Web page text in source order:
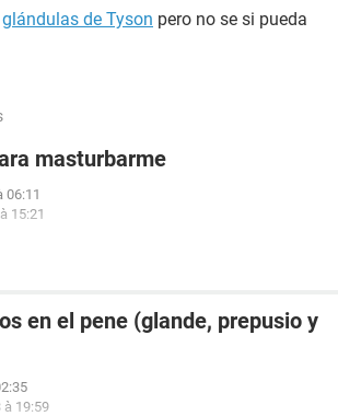
glándulas de Tyson pero no se si pueda
masturbarme
06:11
15:21
en el pene (glande, prepusio y
à 19:59